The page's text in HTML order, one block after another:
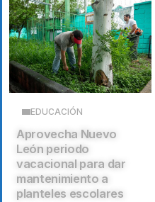
EDUCACIÓN
Aprovecha Nuevo
León periodo
vacacional para dar
mantenimiento a
planteles escolares